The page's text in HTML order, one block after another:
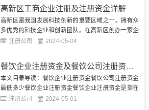
们来看一下公司注册的基本流程。在中国，公司注册
需要经过工商局的审批，同...
高新区工商企业注册及注册资金详解
高新区是我国发展科技创新的重要区域之一，拥有众
多优秀的科技企业和创新团队。在高新区创办一家企
业，需要进行工商企业注册手续。高新区工商企业注
注册及注册资金的相关内容。（图片来源网络，侵
删）进行高新区工商企业注册...
注册公司 2024-05-04
餐饮企业注册资金及餐饮公司注册资金最低多少
本文目录导读：餐饮企业注册资金餐饮公司注册资金
最低多少餐饮企业注册资金餐饮企业注册资金是指在
注册成立餐饮企业时，需要投入的资金金额。根据中
注册公司 2024-05-01